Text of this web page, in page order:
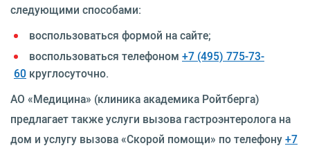
следующими способами:
воспользоваться формой на сайте;
воспользоваться телефоном +7 (495) 775-73-
60 круглосуточно.
АО «Медицина» (клиника академика Ройтберга)
предлагает также услуги вызова гастроэнтеролога на
дом и услугу вызова «Скорой помощи» по телефону+7